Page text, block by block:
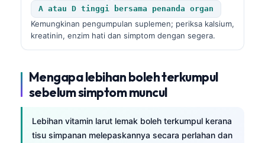
A atau D tinggi bersama penanda organ
Kemungkinan pengumpulan suplemen; periksa kalsium,
kreatinin, enzim hati dan simptom dengan segera.
Mengapa lebihan boleh terkumpul
sebelum simptom muncul
Lebihan vitamin larut lemak boleh terkumpul kerana
tisu simpanan melepaskannya secara perlahan dan